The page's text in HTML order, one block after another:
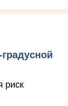
риск